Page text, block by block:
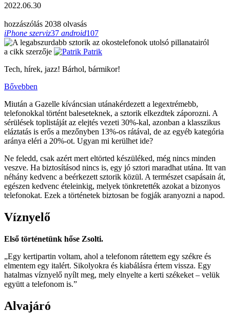
2022.06.30
hozzászólás 2038 olvasás
iPhone szerviz37 android107
a cikk szerzője
Patrik
Tech, hírek, jazz! Bárhol, bármikor!
Bővebben
Miután a Gazelle kíváncsian utánakérdezett a legextrémebb,
telefonokkal történt baleseteknek, a sztorik elkezdtek záporozni. A
sérülések toplistáját az elejtés vezeti 30%-kal, azonban a klasszikus
eláztatás is erős a mezőnyben 13%-os rátával, de az egyéb kategória
aránya eléri a 20%-ot. Ugyan mi kerülhet ide?
Ne feledd, csak azért mert eltörted készüléked, még nincs minden
veszve. Ha biztosításod nincs is, egy jó sztori maradhat utána. Itt van
néhány kedvenc a beérkezett sztorik közül. A természet csapásain át,
egészen kedvenc ételeinkig, melyek tönkretették azokat a bizonyos
telefonokat. Ezek a történetek biztosan be fogják aranyozni a napod.
Víznyelő
Első történetünk hőse Zsolti.
„Egy kertipartin voltam, ahol a telefonom rátettem egy székre és
elmentem egy italért. Sikolyokra és kiabálásra értem vissza. Egy
hatalmas víznyelő nyílt meg, mely elnyelte a kerti székeket – velük
együtt a telefonom is.”
Alvajáró